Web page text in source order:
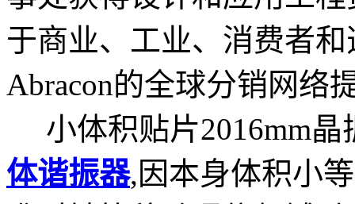
于商业、工业、消费者
Abracon的全球分销网络
小体积贴片2016mm晶
体谐振器,因本身体积小